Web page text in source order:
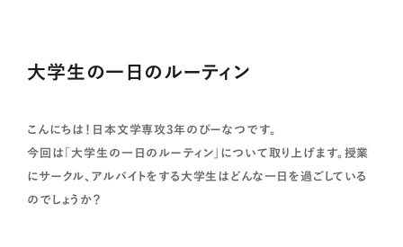
大学生の一日のルーティン
こんにちは！日本文学専攻3年のぴーなつです。
今回は「大学生の一日のルーティン」について取り上げます。授業
にサークル、アルバイトをする大学生はどんな一日を過ごしている
のでしょうか？